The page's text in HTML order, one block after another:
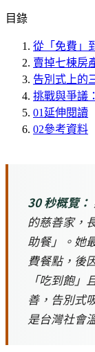
目錄
從「免費」
賣掉七棟房
告別式上的
挑戰與爭議
01 延伸閱讀
02參考資料
30 秒概覽：
的慈善家，
助餐」。她
費餐點，後
「吃到飽
善，告別式
是台灣社會